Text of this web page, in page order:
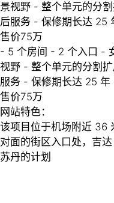
景视野 - 整个单元的分
后服务 - 保修期长达 25
售价75万
- 5 个房间 - 2 个入口 -
视野 - 整个单元的分割
服务 - 保修期长达 25
售价75万
网站特色：
该项目位于机场附近 36
对面的街区入口处，吉
苏丹的计划
❅
❅
❅